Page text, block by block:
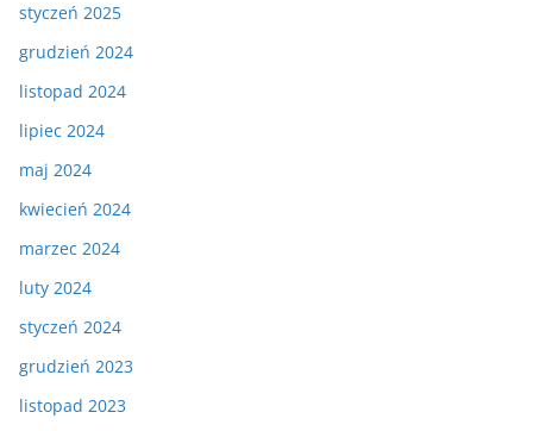
styczeń 2025
grudzień 2024
listopad 2024
lipiec 2024
maj 2024
kwiecień 2024
marzec 2024
luty 2024
styczeń 2024
grudzień 2023
listopad 2023